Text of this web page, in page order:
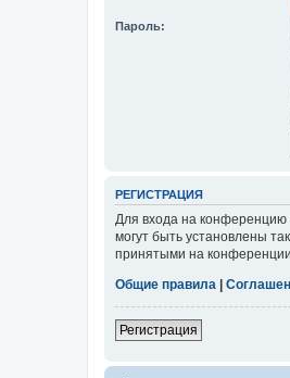
Пароль:
РЕГИСТРАЦИЯ
Для входа на конференцию
могут быть установлены
принятыми на
Общие правила
Регистрация